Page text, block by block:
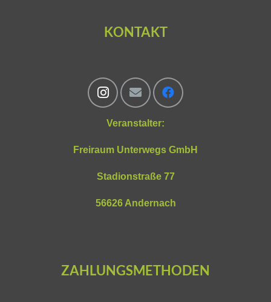
KONTAKT
Veranstalter:
Freiraum Unterwegs GmbH
Stadionstraße 77
56626 Andernach
ZAHLUNGSMETHODEN